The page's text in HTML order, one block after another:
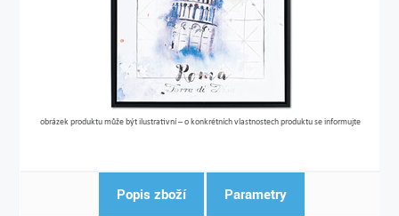
obrázek produktu může být ilustrativní – o konkrétních vlastnostech produktu se informujte
Popis zboží Parametry